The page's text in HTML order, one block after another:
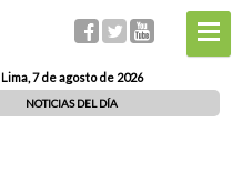
Lima, 7 de agosto de 2026
NOTICIAS DEL DÍA